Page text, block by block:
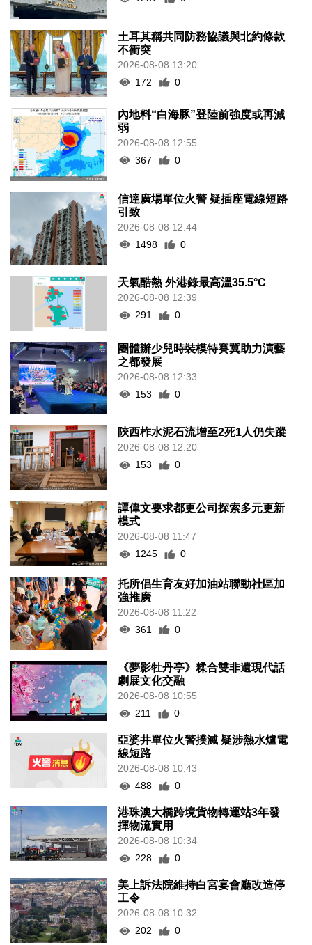
土耳其稱共同防務協議與北約條款
不衝突
2026-08-08 13:20
172
0
內地料“白海豚”登陸前強度或再減
弱
2026-08-08 12:55
367
0
信達廣場單位火警 疑插座電線短路
引致
2026-08-08 12:44
1498
0
天氣酷熱 外港錄最高溫35.5°C
2026-08-08 12:39
291
0
團體辦少兒時裝模特賽冀助力演藝
之都發展
2026-08-08 12:33
153
0
陝西柞水泥石流增至2死1人仍失蹤
2026-08-08 12:20
153
0
譚偉文要求都更公司探索多元更新
模式
2026-08-08 11:47
1245
0
托所倡生育友好加油站聯動社區加
強推廣
2026-08-08 11:22
361
0
《夢影牡丹亭》糅合雙非遺現代話
劇展文化交融
2026-08-08 10:55
211
0
亞婆井單位火警撲滅 疑涉熱水爐電
線短路
2026-08-08 10:43
488
0
港珠澳大橋跨境貨物轉運站3年發
揮物流實用
2026-08-08 10:34
228
0
美上訴法院維持白宮宴會廳改造停
工令
2026-08-08 10:32
202
0